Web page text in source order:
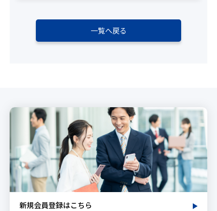
一覧へ戻る
新規会員登録はこちら